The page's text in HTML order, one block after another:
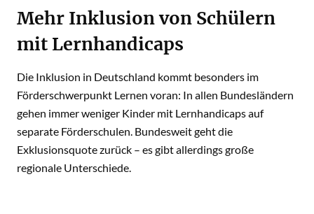
Mehr Inklusion von Schülern
mit Lernhandicaps
Die Inklusion in Deutschland kommt besonders im
Förderschwerpunkt Lernen voran: In allen Bundesländern
gehen immer weniger Kinder mit Lernhandicaps auf
separate Förderschulen. Bundesweit geht die
Exklusionsquote zurück – es gibt allerdings große
regionale Unterschiede.